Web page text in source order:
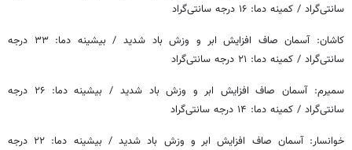
سانتی‌گراد / کمینه دما: ۱۶ درجه سانتی‌گراد
کاشان: آسمان صاف افزایش ابر و وزش باد شدید / بیشینه دما: ۳۳ درجه
سانتی‌گراد / کمینه دما: ۲۱ درجه سانتی‌گراد
سمیرم: آسمان صاف افزایش ابر و وزش باد شدید / بیشینه دما: ۲۶ درجه
سانتی‌گراد / کمینه دما: ۱۴ درجه سانتی‌گراد
خوانسار: آسمان صاف افزایش ابر و وزش باد شدید / بیشینه دما: ۲۲ درجه